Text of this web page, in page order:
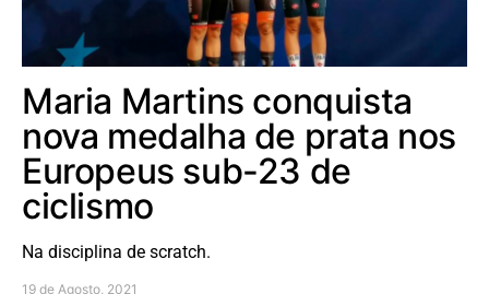
Maria Martins conquista
nova medalha de prata nos
Europeus sub-23 de
ciclismo
Na disciplina de scratch.
19 de Agosto, 2021